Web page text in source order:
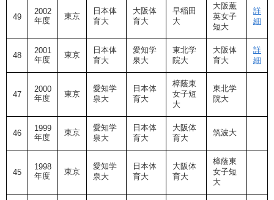
49
2002
年度
東京
日本体
育大
大阪体
育大
早稲田
大
大阪薫
英女子
短大
詳
細
48
2001
年度
東京
日本体
育大
愛知学
泉大
東北学
院大
大阪体
育大
詳
細
47
2000
年度
東京
愛知学
泉大
日本体
育大
樟蔭東
女子短
大
東北学
院大
46
1999
年度
東京
愛知学
泉大
日本体
育大
大阪体
育大
筑波大
45
1998
年度
東京
愛知学
泉大
日本体
育大
大阪体
育大
樟蔭東
女子短
大